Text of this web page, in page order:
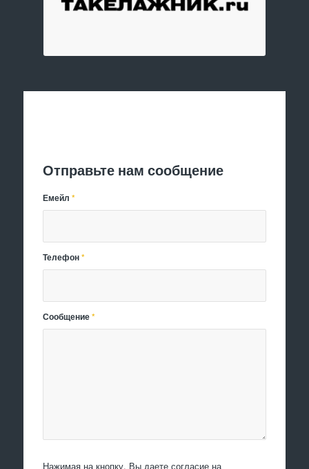
Отправьте нам сообщение
Емейл*
Телефон*
Сообщение*
Нажимая на кнопку, Вы даете согласие на